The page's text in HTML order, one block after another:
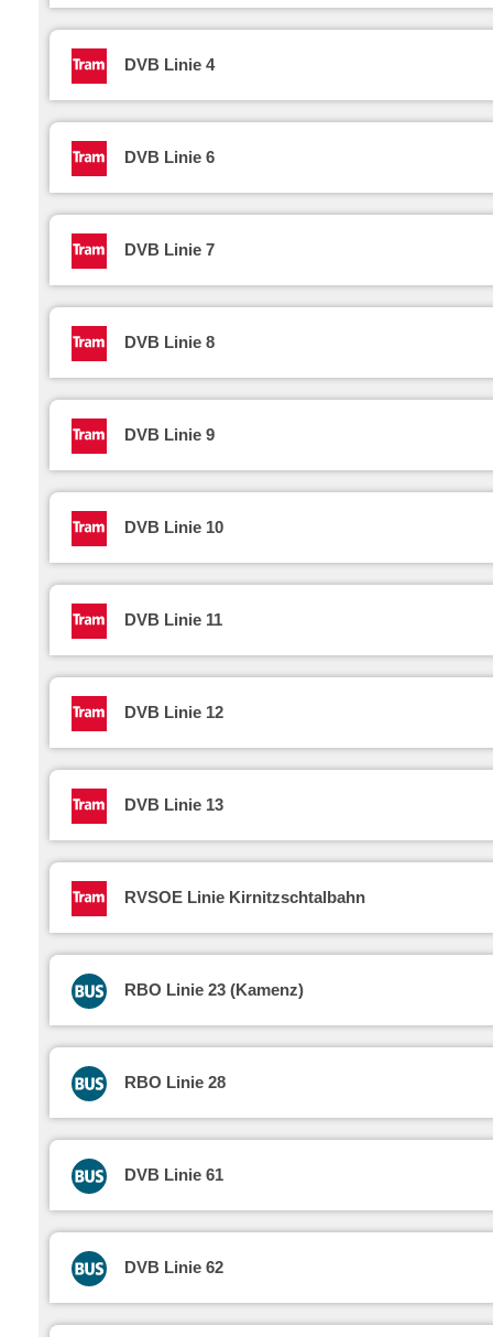
DVB Linie 4
DVB Linie 6
DVB Linie 7
DVB Linie 8
DVB Linie 9
DVB Linie 10
DVB Linie 11
DVB Linie 12
DVB Linie 13
RVSOE Linie Kirnitzschtalbahn
RBO Linie 23 (Kamenz)
RBO Linie 28
DVB Linie 61
DVB Linie 62